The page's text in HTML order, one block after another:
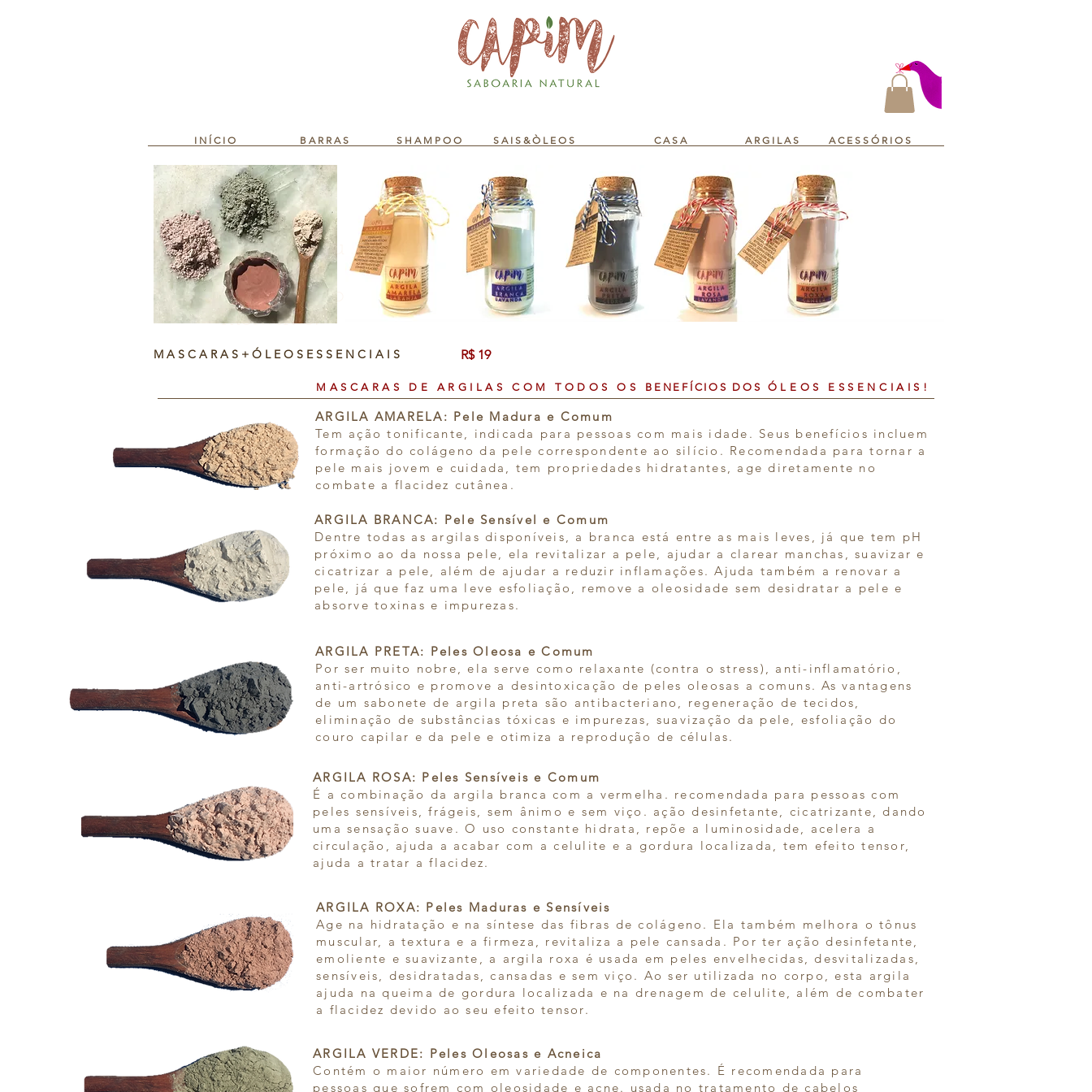
I N Í C I O B A R R A S S H A M P O O S A I S & Ò L E O S C A S A A R G I L A S A C E S S Ó R I O S
Não temos nenhum
produto
para mostrar no
momento.
M A S C A R A S + Ó L E O S E S S E N C I A I S R$ 19
MASCARAS DE ARGILAS COM TODOS OS BENEFÍCIOS DOS ÓLEOS ESSENCIAIS!
ARGILA AMARELA: Pele Madura e Comum
Tem ação tonificante, indicada para pessoas com mais idade. Seus benefícios incluem
formação do colágeno da pele correspondente ao silício. Recomendada para tornar a
pele mais jovem e cuidada, tem propriedades hidratantes, age diretamente no
combate a flacidez cutânea.
ARGILA BRANCA: Pele Sensível e Comum
Dentre todas as argilas disponíveis, a branca está entre as mais leves, já que tem pH
próximo ao da nossa pele, ela revitalizar a pele, ajudar a clarear manchas, suavizar e
cicatrizar a pele, além de ajudar a reduzir inflamações. Ajuda também a renovar a
pele, já que faz uma leve esfoliação, remove a oleosidade sem desidratar a pele e
absorve toxinas e impurezas.
ARGILA PRETA: Peles Oleosa e Comum
Por ser muito nobre, ela serve como relaxante (contra o stress), anti-inflamatório,
anti-artrósico e promove a desintoxicação de peles oleosas a comuns. As vantagens
de um sabonete de argila preta são antibacteriano, regeneração de tecidos,
eliminação de substâncias tóxicas e impurezas, suavização da pele, esfoliação do
couro capilar e da pele e otimiza a reprodução de células.
ARGILA ROSA: Peles Sensíveis e Comum
É a combinação da argila branca com a vermelha. recomendada para pessoas com
peles sensíveis, frágeis, sem ânimo e sem viço. ação desinfetante, cicatrizante, dando
uma sensação suave. O uso constante hidrata, repõe a luminosidade, acelera a
circulação, ajuda a acabar com a celulite e a gordura localizada, tem efeito tensor,
ajuda a tratar a flacidez.
ARGILA ROXA: Peles Maduras e Sensíveis
Age na hidratação e na síntese das fibras de colágeno. Ela também melhora o tônus
muscular, a textura e a firmeza, revitaliza a pele cansada. Por ter ação desinfetante,
emoliente e suavizante, a argila roxa é usada em peles envelhecidas, desvitalizadas,
sensíveis, desidratadas, cansadas e sem viço. Ao ser utilizada no corpo, esta argila
ajuda na queima de gordura localizada e na drenagem de celulite, além de combater
a flacidez devido ao seu efeito tensor.
ARGILA VERDE: Peles Oleosas e Acneica
Contém o maior número em variedade de componentes. É recomendada para
pessoas que sofrem com oleosidade e acne. usada no tratamento de cabelos